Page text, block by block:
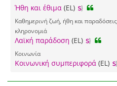
Ήθη και έθιμα (EL)
Καθημερινή ζωή, ήθη και
κληρονομιά
Λαϊκή παράδοση (EL)
Κοινωνία
Κοινωνική συμπεριφορά (EL)